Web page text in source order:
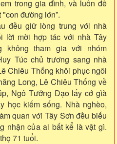
trong gia đình, và luôn đề
đường lớn”.
đều giữ lòng trung với nhà
lời mời hợp tác với nhà Tây
không tham gia với nhóm
Túc chủ trương sang nhà
Chiêu Thống khôi phục ngôi
Long, Lê Chiêu Thống về
Ngô Tưởng Đạo lấy cớ gìà
học kiếm sống. Nhà nghèo,
quan với Tây Sơn đều biếu
nhận của ai bất kể là vật gì.
71 tuổi.